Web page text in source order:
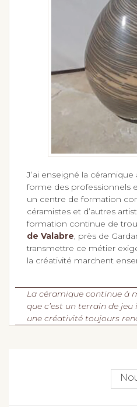
J’ai enseigné la céramique
forme des professionnels
un centre de formation
céramistes et d’autres
formation continue de
de Valabre
, près de
transmettre ce métier
la créativité marchent
que c’est un terrain de
une créativité toujours